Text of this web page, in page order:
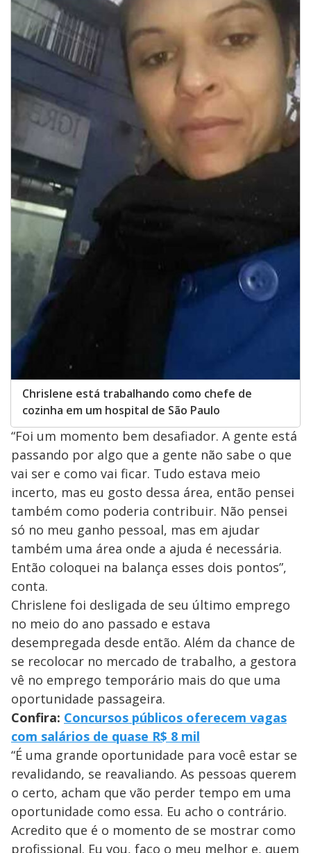
Chrislene está trabalhando como chefe de
cozinha em um hospital de São Paulo
“Foi um momento bem desafiador. A gente está
passando por algo que a gente não sabe o que
vai ser e como vai ficar. Tudo estava meio
incerto, mas eu gosto dessa área, então pensei
também como poderia contribuir. Não pensei
só no meu ganho pessoal, mas em ajudar
também uma área onde a ajuda é necessária.
Então coloquei na balança esses dois pontos”,
conta.
Chrislene foi desligada de seu último emprego
no meio do ano passado e estava
desempregada desde então. Além da chance de
se recolocar no mercado de trabalho, a gestora
vê no emprego temporário mais do que uma
oportunidade passageira.
Confira: Concursos públicos oferecem vagas
com salários de quase R$ 8 mil
“É uma grande oportunidade para você estar se
revalidando, se reavaliando. As pessoas querem
o certo, acham que vão perder tempo em uma
oportunidade como essa. Eu acho o contrário.
Acredito que é o momento de se mostrar como
profissional. Eu vou, faço o meu melhor e, quem